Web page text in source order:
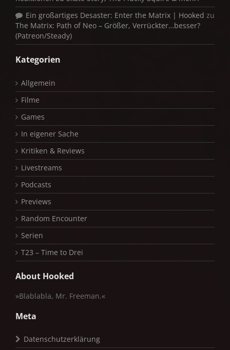
Ein großartiges Desaster: Enter the Matrix | Hooked zu
The Matrix: Path of Neo – Größer, Verrückter…besser?
(Patreon/Steady)
Kategorien
Allgemein
Filme
Games
In eigener Sache
Kritiken & Reviews
Livestreams
Podcasts
Previews
Random Encounter
Serien
T23 – Time to Drei
About Hooked
»Blablabla, Mr. Freeman.«
Meta
Datenschutzerklärung